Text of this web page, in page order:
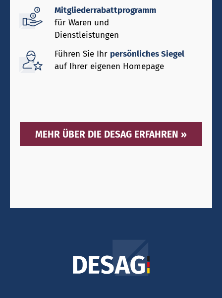
Mitgliederrabattprogramm
für Waren und
Dienstleistungen
Führen Sie Ihr persönliches Siegel
auf Ihrer eigenen Homepage
MEHR ÜBER DIE DESAG ERFAHREN »